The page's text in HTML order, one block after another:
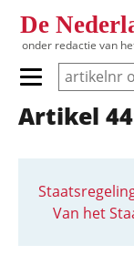
De
onder redactie van
Primair menu
Artikel
Van het